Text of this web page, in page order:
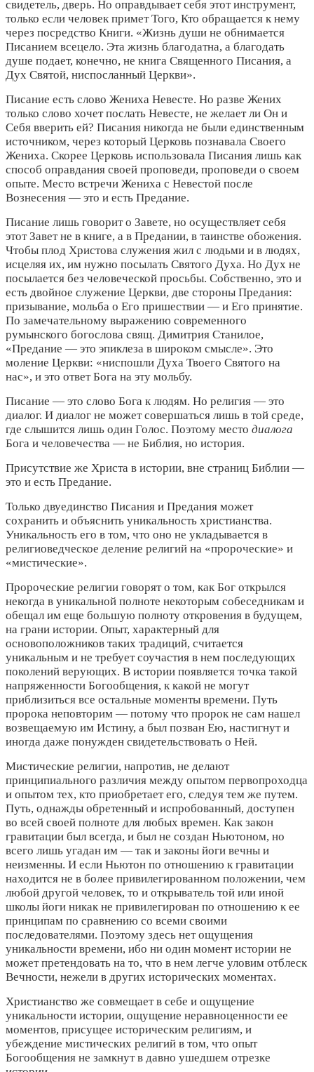
свидетель, дверь. Но оправдывает себя этот инструмент,
только если человек примет Того, Кто обращается к нему
через посредство Книги. «Жизнь души не обнимается
Писанием всецело. Эта жизнь благодатна, а благодать
душе подает, конечно, не книга Священного Писания, а
Дух Святой, ниспосланный Церкви».
Писание есть слово Жениха Невесте. Но разве Жених
только слово хочет послать Невесте, не желает ли Он и
Себя вверить ей? Писания никогда не были единственным
источником, через который Церковь познавала Своего
Жениха. Скорее Церковь использовала Писания лишь как
способ оправдания своей проповеди, проповеди о своем
опыте. Место встречи Жениха с Невестой после
Вознесения — это и есть Предание.
Писание лишь говорит о Завете, но осуществляет себя
этот Завет не в книге, а в Предании, в таинстве обожения.
Чтобы плод Христова служения жил с людьми и в людях,
исцеляя их, им нужно посылать Святого Духа. Но Дух не
посылается без человеческой просьбы. Собственно, это и
есть двойное служение Церкви, две стороны Предания:
призывание, мольба о Его пришествии — и Его принятие.
По замечательному выражению современного
румынского богослова свящ. Димитрия Станилое,
«Предание — это эпиклеза в широком смысле». Это
моление Церкви: «ниспошли Духа Твоего Святого на
нас», и это ответ Бога на эту мольбу.
Писание — это слово Бога к людям. Но религия — это
диалог. И диалог не может совершаться лишь в той среде,
где слышится лишь один Голос. Поэтому место диалога
Бога и человечества — не Библия, но история.
Присутствие же Христа в истории, вне страниц Библии —
это и есть Предание.
Только двуединство Писания и Предания может
сохранить и объяснить уникальность христианства.
Уникальность его в том, что оно не укладывается в
религиоведческое деление религий на «пророческие» и
«мистические».
Пророческие религии говорят о том, как Бог открылся
некогда в уникальной полноте некоторым собеседникам и
обещал им еще большую полноту откровения в будущем,
на грани истории. Опыт, характерный для
основоположников таких традиций, считается
уникальным и не требует соучастия в нем последующих
поколений верующих. В истории появляется точка такой
напряженности Богообщения, к какой не могут
приблизиться все остальные моменты времени. Путь
пророка неповторим — потому что пророк не сам нашел
возвещаемую им Истину, а был позван Ею, настигнут и
иногда даже понужден свидетельствовать о Ней.
Мистические религии, напротив, не делают
принципиального различия между опытом первопроходца
и опытом тех, кто приобретает его, следуя тем же путем.
Путь, однажды обретенный и испробованный, доступен
во всей своей полноте для любых времен. Как закон
гравитации был всегда, и был не создан Ньютоном, но
всего лишь угадан им — так и законы йоги вечны и
неизменны. И если Ньютон по отношению к гравитации
находится не в более привилегированном положении, чем
любой другой человек, то и открыватель той или иной
школы йоги никак не привилегирован по отношению к ее
принципам по сравнению со всеми своими
последователями. Поэтому здесь нет ощущения
уникальности времени, ибо ни один момент истории не
может претендовать на то, что в нем легче уловим отблеск
Вечности, нежели в других исторических моментах.
Христианство же совмещает в себе и ощущение
уникальности истории, ощущение неравноценности ее
моментов, присущее историческим религиям, и
убеждение мистических религий в том, что опыт
Богообщения не замкнут в давно ушедшем отрезке